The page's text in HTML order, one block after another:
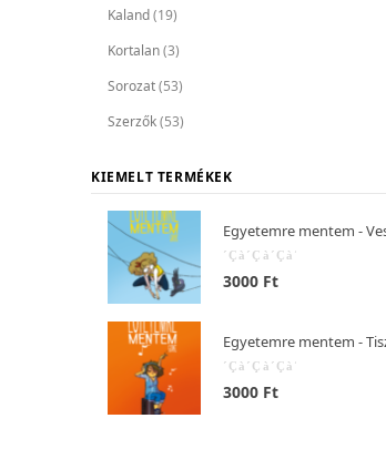
Kaland(19)
Kortalan(3)
Sorozat(53)
Szerzők(53)
KIEMELT TERMÉKEK
3000 Ft
3000 Ft